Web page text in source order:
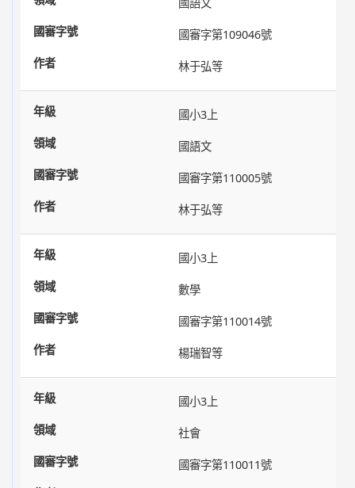
國審字第109046號
林于弘等
國小3上
國語文
國審字第110005號
林于弘等
國小3上
數學
國審字第110014號
楊瑞智等
國小3上
社會
國審字第110011號